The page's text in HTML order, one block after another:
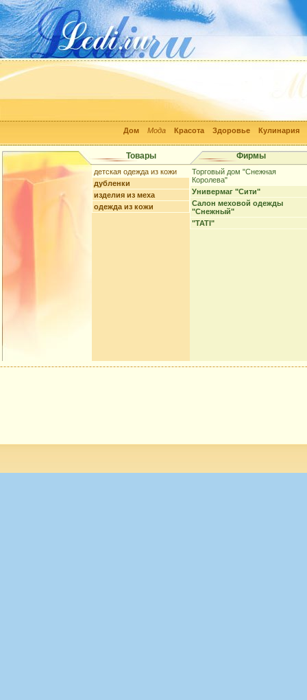
Дом Мода Красота Здоровье Кулинария
Товары Фирмы
детская одежда из кожи
дубленки
изделия из меха
одежда из кожи
Торговый дом "Снежная
Королева"
Универмаг "Сити"
Салон меховой одежды
"Снежный"
"TATI"